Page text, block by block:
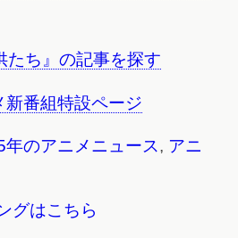
ち』の記事を探す
番組特設ページ
年のアニメニュース, アニ
グはこちら